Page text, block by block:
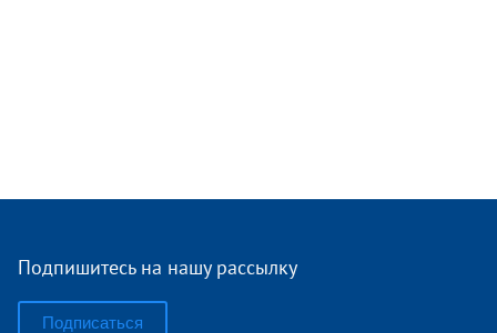
Подпишитесь на нашу рассылку
Подписаться